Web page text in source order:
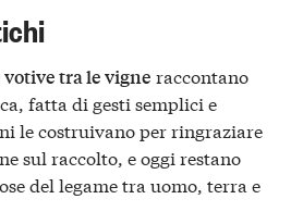
tra le vigne raccontano
fatta di gesti semplici e
le costruivano per ringraziare
sul raccolto, e oggi restano
del legame tra uomo, terra e